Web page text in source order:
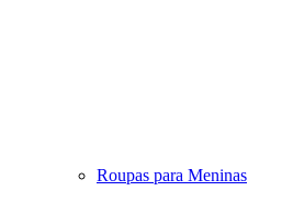
Roupas para Meninas